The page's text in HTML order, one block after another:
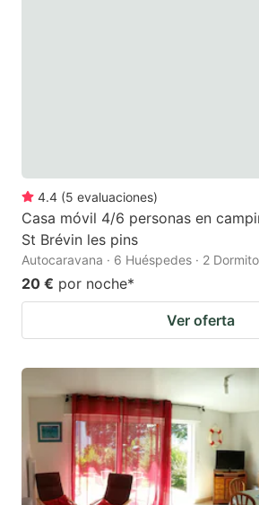
4.4 (5 evaluaciones)
Casa móvil 4/6 personas en
St Brévin les pins
Autocaravana · 6 Huéspedes · 2
20 € por noche*
Ver oferta